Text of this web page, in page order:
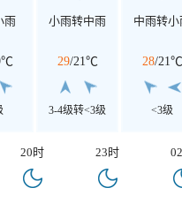
雨 小雨转中雨
29/21℃
3-4级转<3级
中雨转小
28/21℃
<3级
20时 23时